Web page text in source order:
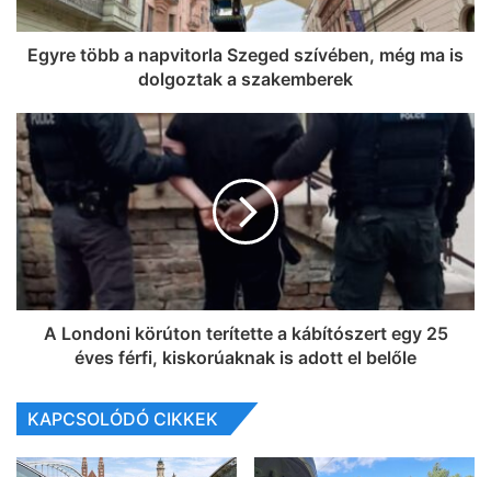
Egyre több a napvitorla Szeged szívében, még ma is
dolgoztak a szakemberek
A Londoni körúton terítette a kábítószert egy 25
éves férfi, kiskorúaknak is adott el belőle
KAPCSOLÓDÓ CIKKEK